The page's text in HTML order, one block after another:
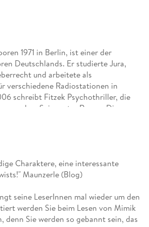
1971 in Berlin, ist einer der
Deutschlands. Er studierte Jura,
und arbeitete als
verschiedene Radiostationen in
schreibt Fitzek Psychothriller, die
wurden. Sein erster Roman Die
bisher in 36 Sprachen übersetzt und
Mal verkauft. Viele davon sind
für Prime Video produziert und stieg
deutschsprachigen
ist Sebastian Fitzek für seine
Charaktere, eine interessante
Maunzerle (Blog)
seine LeserInnen mal wieder um den
werden Sie beim Lesen von Mimik
denn Sie werden so gebannt sein, das